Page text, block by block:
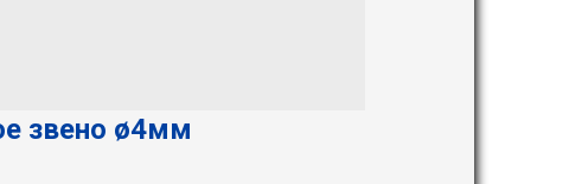
звено ø4мм